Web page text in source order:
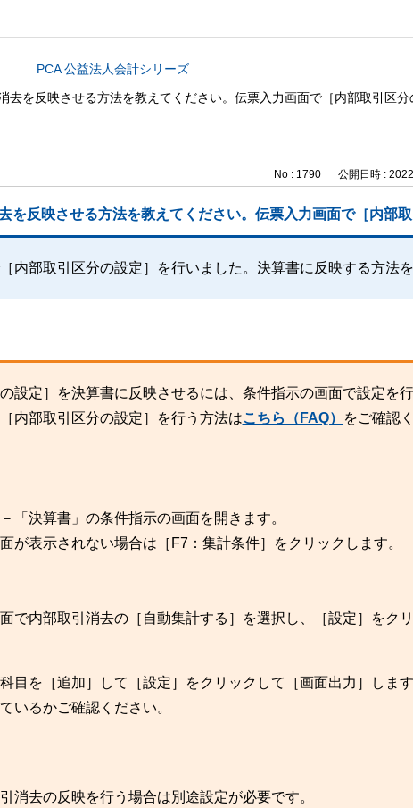
PCA 公益法人会計シリーズ
去を反映させる方法を教えてください。伝票入力画面で［内部取引区分
No : 1790 公開日時 :
を反映させる方法を教えてください。伝票入力画面で［内部
内部取引区分の設定］を行いました。決算書に反映する方法を
設定］を決算書に反映させるには、条件指示の画面で設定を行
内部取引区分の設定］を行う方法はこちら（FAQ） をご確認
「決算書」の条件指示の画面を開きます。
が表示されない場合は［F7：集計条件］をクリックします。
で内部取引消去の［自動集計する］を選択し、［設定］をクリ
目を［追加］して［設定］をクリックして［画面出力］します
いるかご確認ください。
消去の反映を行う場合は別途設定が必要です。